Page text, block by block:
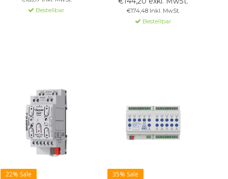
unabhängig konfigurierbar.
Breite: 2 TE.
Bestellbar
Jalousiesteuerung, Fan-Coil-
Kontrolle, Logik und mehr.
€174,48 Inkl. MwSt.
Bestellbar
22% Sale 35% Sale